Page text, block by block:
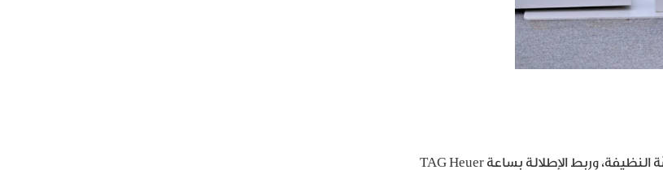
في حفل الافتتاح، ظهر Anson Boon ببدلة أنيقة من Celine. اعتمد القصّة النظيفة، وربط الإطلالة بساعة TAG Heuer